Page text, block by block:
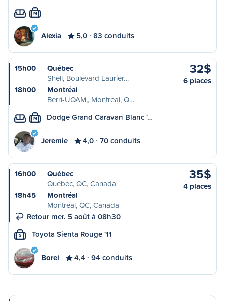
M
Alexia 5,0 83 conduits
15h00
Québec
Shell, Boulevard Laurier…
18h00
Montréal
Berri-UQAM,, Montreal, Q…
32$
6 places
M Dodge Grand Caravan Blanc '…
Jeremie 4,0 70 conduits
16h00
Québec
Québec, QC, Canada
18h45
Montréal
Montréal, QC, Canada
Retour mer. 5 août à 08h30
35$
4 places
S Toyota Sienta Rouge '11
Borel 4,4 94 conduits